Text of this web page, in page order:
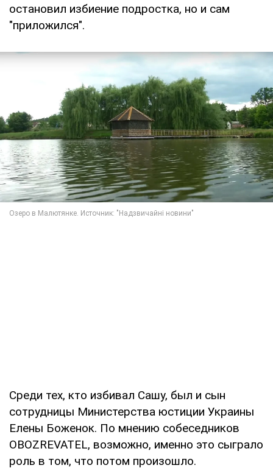
остановил избиение подростка, но и сам
"приложился".
Среди тех, кто избивал Сашу, был и сын
сотрудницы Министерства юстиции Украины
Елены Боженок. По мнению собеседников
OBOZREVATEL, возможно, именно это сыграло
роль в том, что потом произошло.